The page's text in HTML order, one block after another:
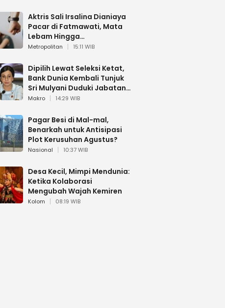
Aktris Sali Irsalina Dianiaya
Pacar di Fatmawati, Mata
Lebam Hingga
Diselamatkan Polantas
Metropolitan 15:11 WIB
Dipilih Lewat Seleksi Ketat,
Bank Dunia Kembali Tunjuk
Sri Mulyani Duduki Jabatan
Strategis
Makro 14:29 WIB
Pagar Besi di Mal-mal,
Benarkah untuk Antisipasi
Plot Kerusuhan Agustus?
Nasional 10:37 WIB
Desa Kecil, Mimpi Mendunia:
Ketika Kolaborasi
Mengubah Wajah Kemiren
Kolom 08:19 WIB